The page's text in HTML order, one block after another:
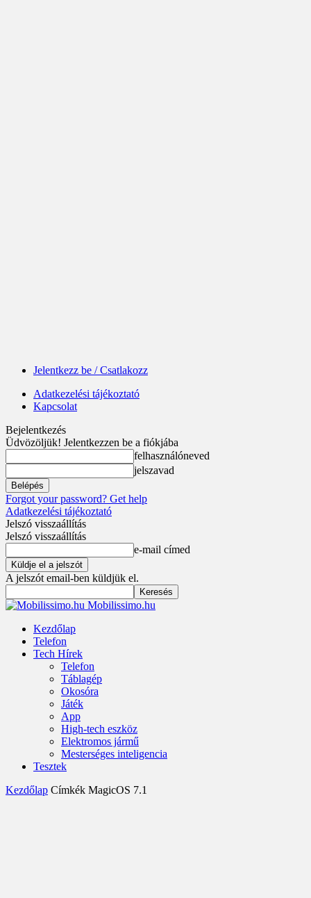
Jelentkezz be / Csatlakozz
Adatkezelési tájékoztató
Kapcsolat
Bejelentkezés
Üdvözöljük! Jelentkezzen be a fiókjába
felhasználóneved
jelszavad
Forgot your password? Get help
Adatkezelési tájékoztató
Jelszó visszaállítás
Jelszó visszaállítás
e-mail címed
A jelszót email-ben küldjük el.
Mobilissimo.hu
Kezdőlap
Telefon
Tech Hírek
Telefon
Táblagép
Okosóra
Játék
App
High-tech eszköz
Elektromos jármű
Mesterséges inteligencia
Tesztek
Kezdőlap Címkék MagicOS 7.1